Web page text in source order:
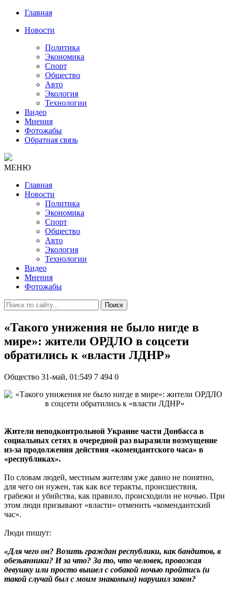
Главная
Новости
Политика
Экономика
Спорт
Общество
Авто
Экология
Технологии
Видео
Мнения
Фотожабы
Обратная связь
МЕНЮ
Главная
Новости
Политика
Экономика
Спорт
Общество
Авто
Экология
Технологии
Видео
Мнения
Фотожабы
Поиск
«Такого унижения не было нигде в
мире»: жители ОРДЛО в соцсети
обратились к «власти ЛДНР»
Общество 31-май, 01:549 7 494 0
Жители неподконтрольной Украине части Донбасса в
социальных сетях в очередной раз выразили возмущение
из-за продолжения действия «комендантского часа» в
«республиках».
По словам людей, местным жителям уже давно не понятно,
для чего он нужен, так как все теракты, происшествия,
грабежи и убийства, как правило, происходили не ночью. При
этом люди призывают «власти» отменить «комендантский
час».
Люди пишут:
«Для чего он? Возить граждан республики, как бандитов, в
обезьянники? И за что? За то, что человек, провожая
девушку или просто вышел с собакой ночью пройтись (и
такой случай был с моим знакомым) нарушил закон?